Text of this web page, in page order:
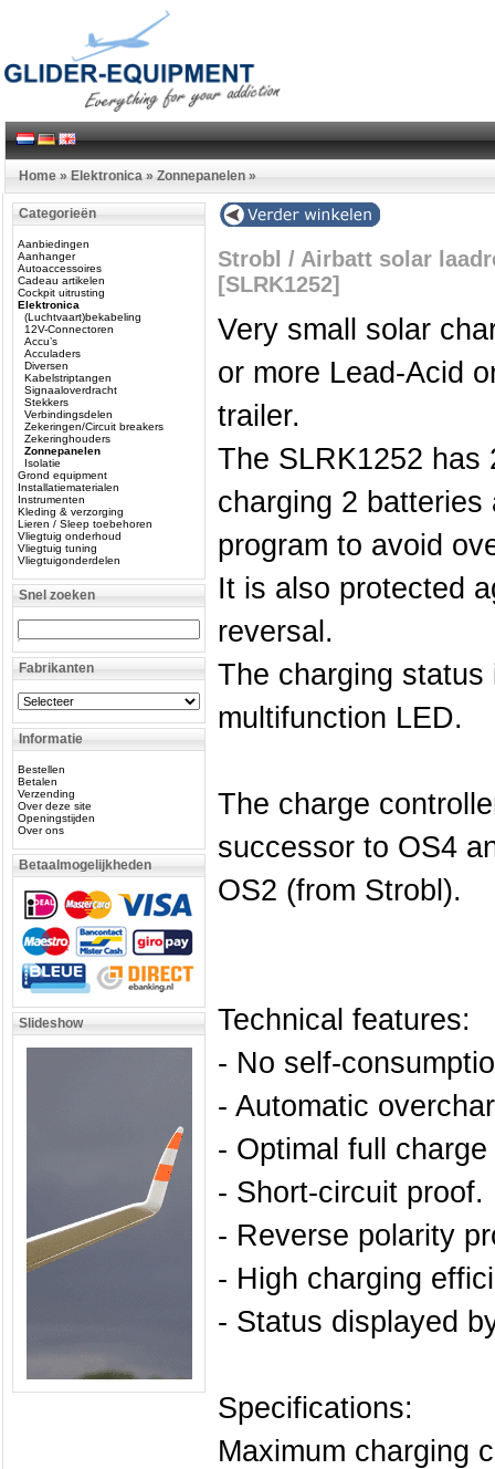
Home » Elektronica » Zonnepanelen »
Categorieën
Aanbiedingen
Aanhanger
Autoaccessoires
Cadeau artikelen
Cockpit uitrusting
Elektronica
(Luchtvaart)bekabeling
12V-Connectoren
Accu’s
Acculaders
Diversen
Kabelstriptangen
Signaaloverdracht
Stekkers
Verbindingsdelen
Zekeringen/Circuit breakers
Zekeringhouders
Zonnepanelen
Isolatie
Grond equipment
Installatiematerialen
Instrumenten
Kleding & verzorging
Lieren / Sleep toebehoren
Vliegtuig onderhoud
Vliegtuig tuning
Vliegtuigonderdelen
Snel zoeken
Fabrikanten
Informatie
Bestellen
Betalen
Verzending
Over deze site
Openingstijden
Over ons
Betaalmogelijkheden
Slideshow
Strobl / Airbatt solar
[SLRK1252]
Very small solar
or more Lead-Acid
trailer.
The SLRK1252 has
charging 2
program to avoid
It is also protected
reversal.
The charging
multifunction LED.
The charge
successor to OS4
OS2 (from Strobl).
Technical features:
- No self-
- Automatic
- Optimal full
- Short-circuit proof.
- Reverse polarity
- High charging
- Status displayed
Specifications:
Maximum charging